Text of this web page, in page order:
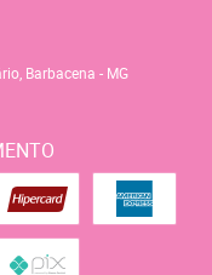
Barbacena - MG